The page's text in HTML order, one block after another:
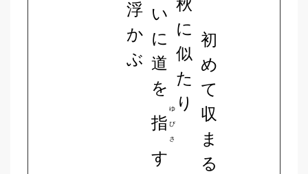
浮
か
ぶ
い
に
道
を
指
ゆ
び
さ
す
秋
に
似
た
り
初
め
て
収
ま
る